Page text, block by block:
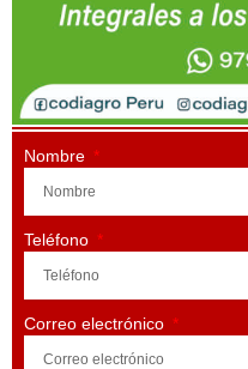
Nombre
Teléfono
Correo electrónico